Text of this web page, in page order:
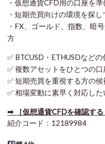
・仮想通貨CFD用の口座を
・短期売買向けの環境を探
・FX、ゴールド、指数、暗
方
✅ BTCUSD・ETHUSDなど
✅ 複数アセットをひとつの
✅ 短期売買を重視する方の候
✅ 相場変動に素早く対応し
➡ ［仮想通貨CFDを確認する
紹介コード：12189984